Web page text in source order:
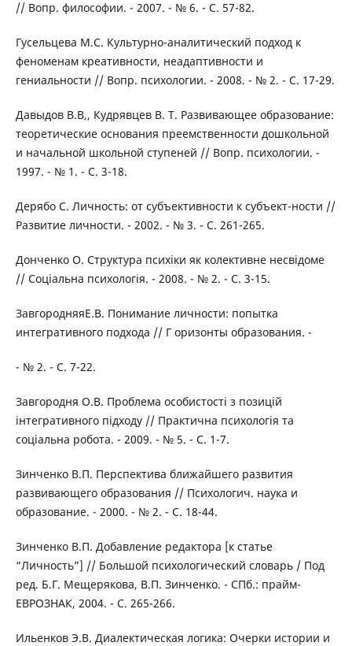
// Вопр. философии. - 2007. - № 6. - С. 57-82.
Гусельцева М.С. Культурно-аналитический подход к
феноменам креативности, неадаптивности и
гениальности // Вопр. психологии. - 2008. - № 2. - С. 17-29.
Давыдов В.В,, Кудрявцев В. Т. Развивающее образование:
теоретические основания преемственности дошкольной
и начальной школьной ступеней // Вопр. психологии. -
1997. - № 1. - С. 3-18.
Дерябо С. Личность: от субъективности к субъект-ности //
Развитие личности. - 2002. - № 3. - С. 261-265.
Донченко О. Структура психіки як колективне несвідоме
// Соціальна психологія. - 2008. - № 2. - С. 3-15.
ЗавгородняяЕ.В. Понимание личности: попытка
интегративного подхода // Г оризонты образования. -
- № 2. - С. 7-22.
Завгородня О.В. Проблема особистості з позицій
інтегративного підходу // Практична психологія та
соціальна робота. - 2009. - № 5. - С. 1-7.
Зинченко В.П. Перспектива ближайшего развития
развивающего образования // Психологич. наука и
образование. - 2000. - № 2. - С. 18-44.
Зинченко В.П. Добавление редактора [к статье
“Личность”] // Большой психологический словарь / Под
ред. Б.Г. Мещерякова, В.П. Зинченко. - СПб.: прайм-
ЕВРОЗНАК, 2004. - С. 265-266.
Ильенков Э.В. Диалектическая логика: Очерки истории и